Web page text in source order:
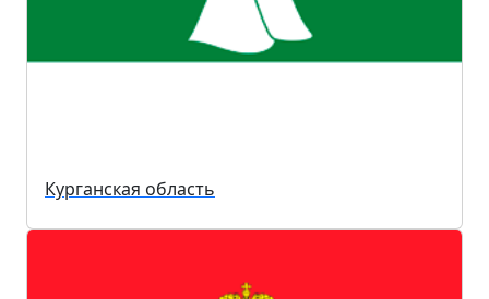
Курганская область